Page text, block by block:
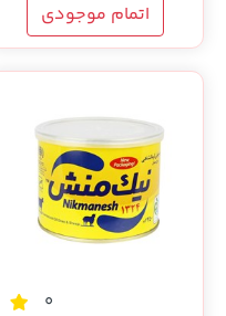
اتمام موجودی
0